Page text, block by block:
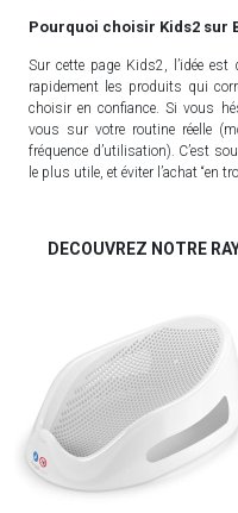
Pourquoi choisir Kids2 sur
Sur cette page Kids2, l’idée
rapidement les produits qui
choisir en confiance. Si vous
vous sur votre routine réelle
fréquence d’utilisation). C’est
le plus utile, et éviter l’achat “en
DECOUVREZ NOTRE